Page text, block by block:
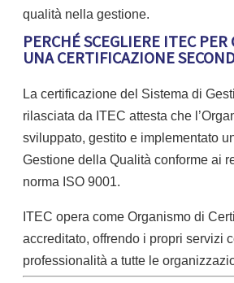
qualità nella gestione.
PERCHÉ SCEGLIERE ITEC PER
UNA CERTIFICAZIONE
La certificazione del Sistema di
rilasciata da ITEC attesta che
sviluppato, gestito e implementato
Gestione della Qualità conforme ai
norma ISO 9001.
ITEC opera come Organismo di
accreditato, offrendo i propri servizi
professionalità a tutte le